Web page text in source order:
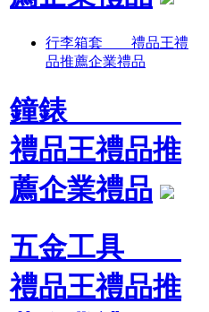
行李箱套 禮品王禮
品推薦企業禮品
鐘錶
禮品王禮品推
薦企業禮品
五金工具
禮品王禮品推